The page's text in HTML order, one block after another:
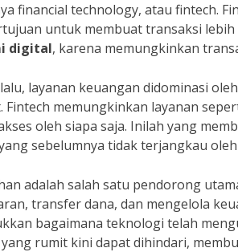
financial technology, atau fintech.
untuk membuat transaksi
digital, karena memungkinkan
layanan keuangan didominasi
Fintech memungkinkan layanan
oleh siapa saja. Inilah yang
sebelumnya tidak terjangkau
adalah salah satu pendorong
transfer dana, dan mengelola
bagaimana teknologi telah
rumit kini dapat dihindari,